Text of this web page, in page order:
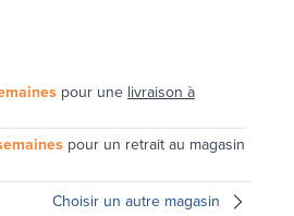
pour une livraison à
pour un retrait au magasin
Choisir un autre magasin